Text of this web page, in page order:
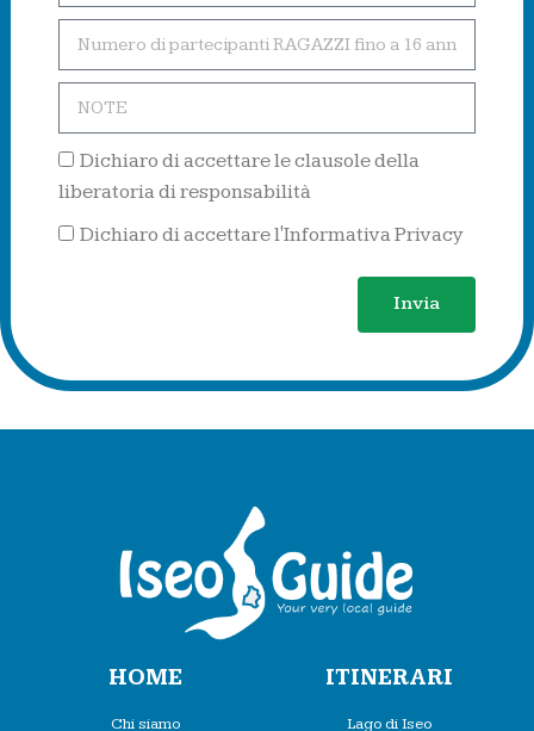
Dichiaro di accettare le clausole della
liberatoria di responsabilità
Dichiaro di accettare l'Informativa Privacy
Invia
HOME
Chi siamo
ITINERARI
Lago di Iseo